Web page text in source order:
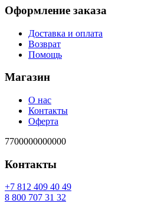
Оформление заказа
Доставка и оплата
Возврат
Помощь
Магазин
О нас
Контакты
Оферта
7700000000000
Контакты
94 04 904 218 7+
23 13 707 008 8